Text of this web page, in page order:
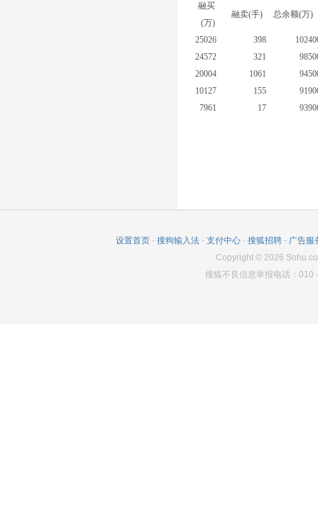
融买
(万)
融卖(手) 总余额(万)
25026 398
24572
321
20004
1061
10127
155
7961
17
设置首页 - 搜狗输入法 - 支付中心 - 搜狐招聘 - 广告服
Copyright© 2026
搜狐不良信息举报电话：010